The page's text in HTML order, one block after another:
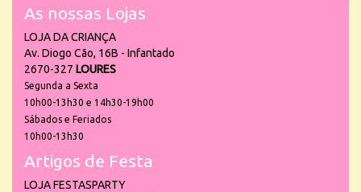
As nossas Lojas
LOJA DA CRIANÇA
Av. Diogo Cão, 16B - Infantado
2670-327 LOURES
Segunda a Sexta
10h00-13h30 e 14h30-19h00
Sábados e Feriados
10h00-13h30
Artigos de Festa
LOJA FESTASPARTY